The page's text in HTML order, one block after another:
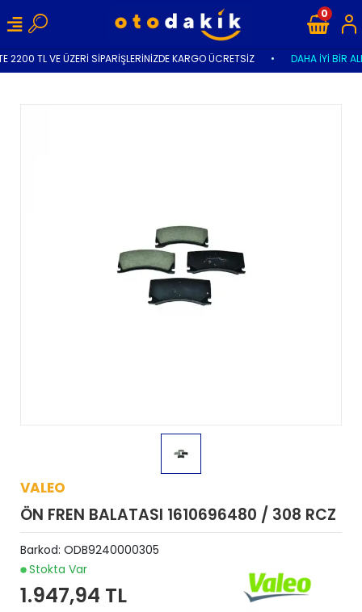
2200 TL VE ÜZERİ SİPARİŞLERİNİZDE KARGO ÜCRETSİZ DAHA İYİ BİR
0
VALEO
ÖN FREN BALATASI 1610696480 / 308 RCZ
Barkod: ODB9240000305
Stokta Var
1.947,94 TL